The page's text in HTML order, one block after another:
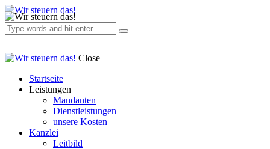
Close
Startseite
Leistungen
Mandanten
Dienstleistungen
unsere Kosten
Kanzlei
Leitbild